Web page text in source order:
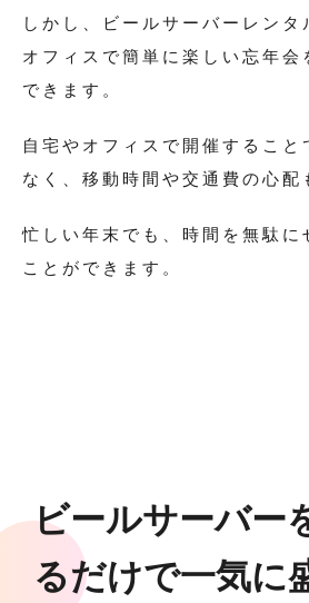
しかし、ビールサーバーレンタ
オフィスで簡単に楽しい忘年会
できます。
自宅やオフィスで開催すること
なく、移動時間や交通費の心配
忙しい年末でも、時間を無駄に
ことができます。
ビールサーバー
るだけで一気に